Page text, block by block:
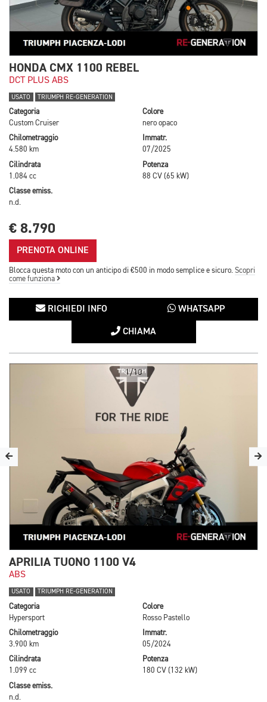
HONDA CMX 1100 REBEL
DCT PLUS ABS
USATO TRIUMPH RE-GENERATION
Categoria
Custom Cruiser
Colore
nero opaco
Chilometraggio
4.580 km
Immatr.
07/2025
Cilindrata
1.084 cc
Potenza
88 CV (65 kW)
Classe emiss.
n.d.
€ 8.790
PRENOTA ONLINE
Blocca questa moto con un anticipo di €500 in modo semplice e sicuro. Scopri
come funziona
RICHIEDI INFO WHATSAPP
CHIAMA
1/10
APRILIA TUONO 1100 V4
ABS
USATO TRIUMPH RE-GENERATION
Categoria
Hypersport
Colore
Rosso Pastello
Chilometraggio
3.900 km
Immatr.
05/2024
Cilindrata
1.099 cc
Potenza
180 CV (132 kW)
Classe emiss.
n.d.